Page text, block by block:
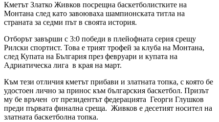
Кметът Златко Живков посрещна баскетболистките на
Монтана след като завоюваха шампионската титла на
страната за седми път в своята история.
Отборът завърши с 3:0 победи в плейофната серия срещу
Рилски спортист. Това е трият трофей за клуба на Монтана,
след Купата на България през февруари и купата на
Адриатическа лига в края на март.
Към тези отличия кметът прибави и златната топка, с която бе
удостоен лично за принос към българския баскетбол. Призът
му бе връчен от президентът федерацията Георги Глушков
преди първата финална среща. Живков е десетият носител на
златната баскетболна топка.